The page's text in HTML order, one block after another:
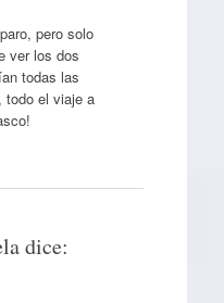
pero solo
ver los dos
todas las
todo el viaje a
dice: